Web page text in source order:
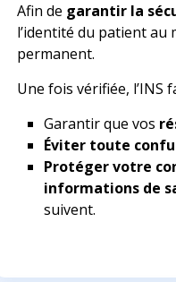
Afin de garantir la
l’identité du patient
permanent.
Une fois vérifiée,
Garantir que vos
Éviter toute
Protéger votre
informations de
suivent.